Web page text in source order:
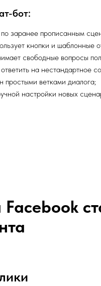
бот:
по заранее прописанным
кнопки и шаблонные
свободные вопросы
на нестандартное
простыми ветками диалога;
настройки новых